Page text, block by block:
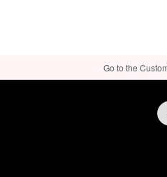
Go to the